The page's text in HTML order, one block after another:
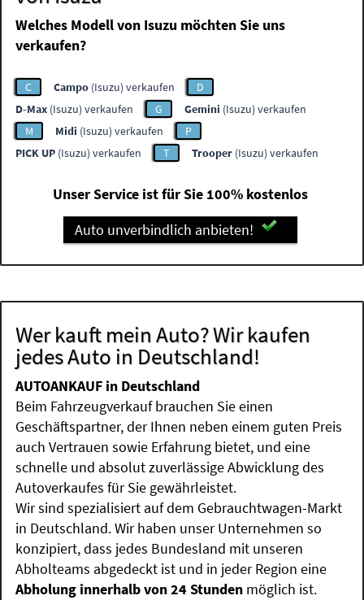
Welches Modell von Isuzu möchten Sie uns
verkaufen?
C Campo (Isuzu) verkaufen
D
D-Max (Isuzu) verkaufen G Gemini (Isuzu) verkaufen
M
Midi (Isuzu) verkaufen
P
PICK UP (Isuzu) verkaufen T Trooper (Isuzu) verkaufen
Unser Service ist für Sie 100% kostenlos
Auto unverbindlich anbieten!
Wer kauft mein Auto? Wir kaufen
jedes Auto in Deutschland!
AUTOANKAUF in Deutschland
Beim Fahrzeugverkauf brauchen Sie einen
Geschäftspartner, der Ihnen neben einem guten Preis
auch Vertrauen sowie Erfahrung bietet, und eine
schnelle und absolut zuverlässige Abwicklung des
Autoverkaufes für Sie gewährleistet.
Wir sind spezialisiert auf dem Gebrauchtwagen-Markt
in Deutschland. Wir haben unser Unternehmen so
konzipiert, dass jedes Bundesland mit unseren
Abholteams abgedeckt ist und in jeder Region eine
Abholung innerhalb von 24 Stunden möglich ist.